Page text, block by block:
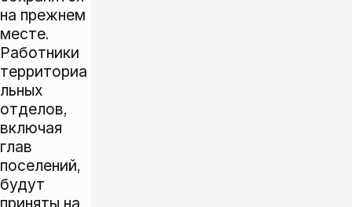
на прежнем
месте.
Работники
территориа
льных
отделов,
включая
глав
поселений,
будут
приняты на